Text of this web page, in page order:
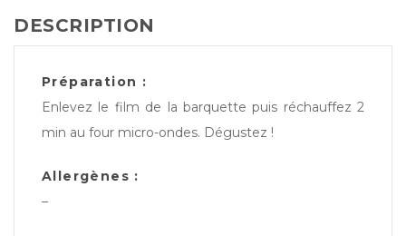
DESCRIPTION
Préparation :
Enlevez le film de la barquette puis réchauffez 2
min au four micro-ondes. Dégustez !
Allergènes :
–